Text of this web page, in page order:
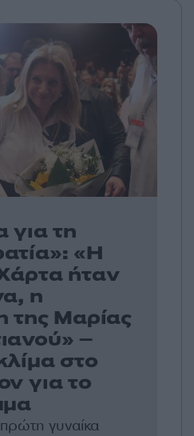
για τη
«Η
ήταν
η
της Μαρίας
–
στο
για το
γυναίκα